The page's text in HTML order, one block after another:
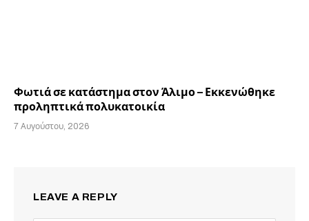
Φωτιά σε κατάστημα στον Άλιμο – Εκκενώθηκε
προληπτικά πολυκατοικία
7 Αυγούστου, 2026
LEAVE A REPLY